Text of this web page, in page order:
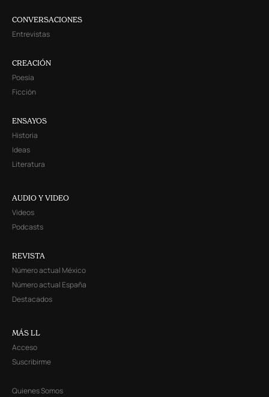
CONVERSACIONES
Entrevistas
CREACIÓN
Poesía
Ficción
ENSAYOS
Historia
Ideas
Literatura
AUDIO Y VIDEO
Videos
Podcasts
REVISTA
Número actual México
Número actual España
Destacados
MÁS LL
Acceso
Suscribirme
Quienes Somos